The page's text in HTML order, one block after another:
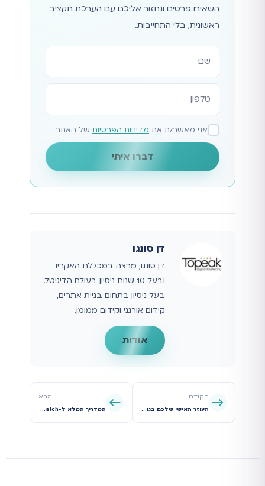
השאירו פרטים ונחזור אליכם עם הערכת תקציב
ראשונית, בלי התחייבות.
אתר
אני מאשר/ת את מדיניות הפרטיות של האתר
דברו איתי
דן סונגו
דן סונגו, מרצה במכללת האקריו
ובעל 10 שנות ניסיון בעולם הדיגיטל.
בעל ניסיון בתחום בניית אתרים,
קידום אורגני וקידום ממומן.
אודות
הקודם
העוזר האישי שלכם בגוגל אדס: המדריך המלא לשימוש בכללים אוטומטיים (Automated Rules)
הבא
המדריך המלא ל-Customer Match בגוגל: כך תהפכו את רשימת הלקוחות שלכם למכונת כסף